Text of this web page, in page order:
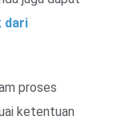
dari
proses
ketentuan